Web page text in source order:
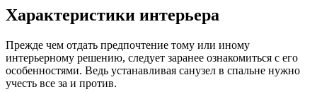
Характеристики интерьера
Прежде чем отдать предпочтение тому или иному
интерьерному решению, следует заранее ознакомиться с его
особенностями. Ведь устанавливая санузел в спальне нужно
учесть все за и против.